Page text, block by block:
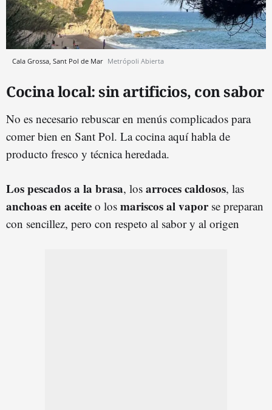
Cala Grossa, Sant Pol de Mar Metrópoli Abierta
Cocina local: sin artificios, con sabor
No es necesario rebuscar en menús complicados para
comer bien en Sant Pol. La cocina aquí habla de
producto fresco y técnica heredada.
Los pescados a la brasa, los arroces caldosos, las
anchoas en aceite o los mariscos al vaporse preparan
con sencillez, pero con respeto al sabor y al origen